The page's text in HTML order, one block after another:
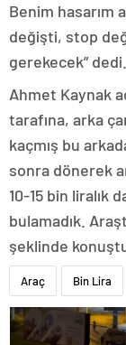
Benim hasarım
değişti, stop
gerekecek” dedi.
Ahmet Kaynak
tarafına, arka
kaçmış bu
sonra dönerek
10-15 bin liralık
bulamadık.
şeklinde
Araç Bin Lira